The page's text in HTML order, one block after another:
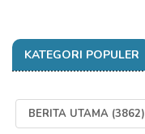
KATEGORI POPULER
BERITA UTAMA (3862)